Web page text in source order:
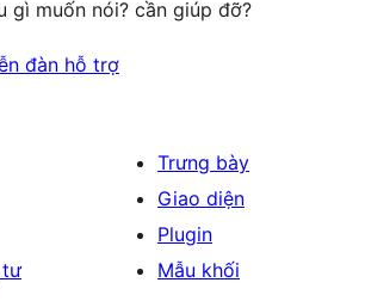
gì muốn nói? cần giúp đỡ?
đàn hỗ trợ
tư
Trưng bày
Giao diện
Plugin
Mẫu khối